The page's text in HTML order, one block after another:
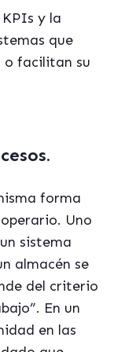
y la
que
o facilitan su
forma
Uno
sistema
almacén se
del criterio
En un
en las